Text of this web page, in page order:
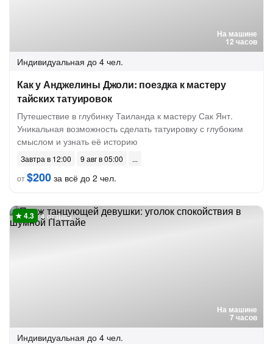
На машине
12 часов
Индивидуальная до 4 чел.
Как у Анджелины Джоли: поездка к мастеру
тайских татуировок
Путешествие в глубинку Таиланда к мастеру Сак Янт.
Уникальная возможность сделать татуировку с глубоким
смыслом и узнать её историю
Завтра в 12:00
9 авг в 05:00
от$200 за всё до 2 чел.
На машине
7 часов
4 отзыва
Индивидуальная до 4 чел.